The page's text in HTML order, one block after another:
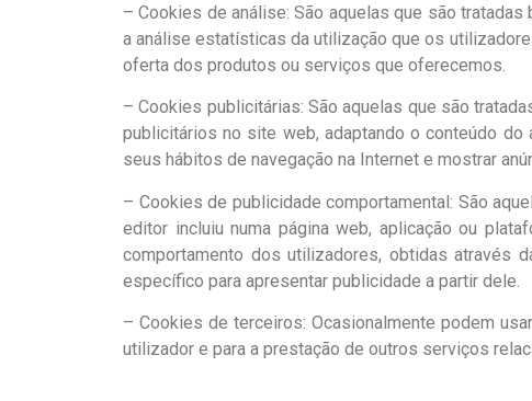
– Cookies de análise: São aquelas que são
a análise estatísticas da utilização que os
oferta dos produtos ou serviços que oferecemos.
– Cookies publicitárias: São aquelas que são
publicitários no site web, adaptando o conteúdo
seus hábitos de navegação na Internet e mostrar
– Cookies de publicidade comportamental: São
editor incluiu numa página web, aplicação ou
comportamento dos utilizadores, obtidas através
específico para apresentar publicidade a partir dele.
– Cookies de terceiros: Ocasionalmente podem
utilizador e para a prestação de outros serviços